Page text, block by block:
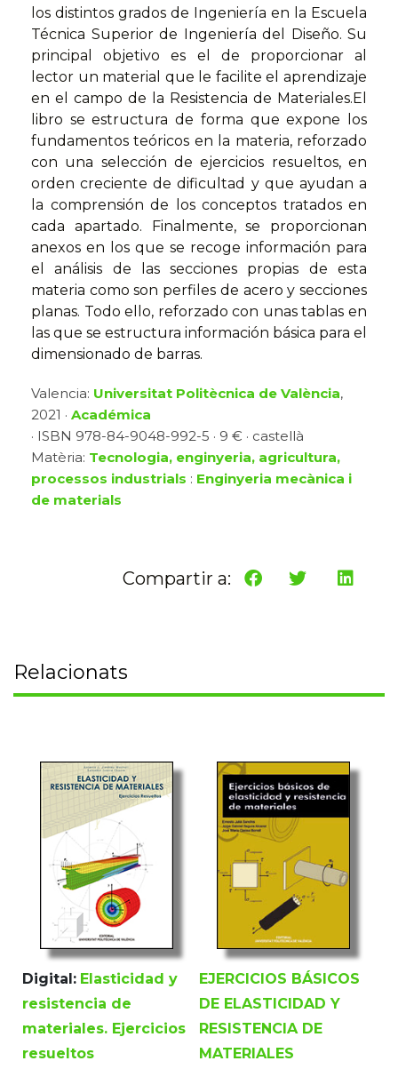
los distintos grados de Ingeniería en la Escuela
Técnica Superior de Ingeniería del Diseño. Su
principal objetivo es el de proporcionar al
lector un material que le facilite el aprendizaje
en el campo de la Resistencia de Materiales.El
libro se estructura de forma que expone los
fundamentos teóricos en la materia, reforzado
con una selección de ejercicios resueltos, en
orden creciente de dificultad y que ayudan a
la comprensión de los conceptos tratados en
cada apartado. Finalmente, se proporcionan
anexos en los que se recoge información para
el análisis de las secciones propias de esta
materia como son perfiles de acero y secciones
planas. Todo ello, reforzado con unas tablas en
las que se estructura información básica para el
dimensionado de barras.
Valencia: Universitat Politècnica de València,
2021 · Académica
· ISBN 978-84-9048-992-5 · 9 € · castellà
Matèria: Tecnologia, enginyeria, agricultura,
processos industrials : Enginyeria mecànica i
de materials
Compartir a:
Relacionats
Digital: Elasticidad y
resistencia de
materiales. Ejercicios
resueltos
EJERCICIOS BÁSICOS
DE ELASTICIDAD Y
RESISTENCIA DE
MATERIALES